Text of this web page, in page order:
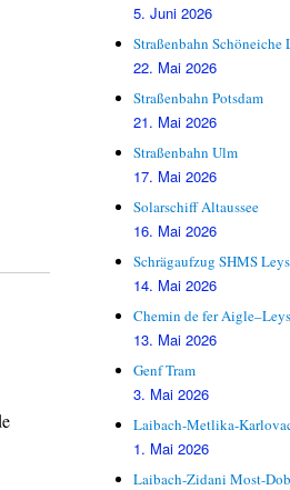
5. Juni 2026
Straßenbahn Schöneiche
22. Mai 2026
Straßenbahn Potsdam
21. Mai 2026
Straßenbahn Ulm
17. Mai 2026
Solarschiff Altaussee
16. Mai 2026
Schrägaufzug SHMS
14. Mai 2026
Chemin de fer
13. Mai 2026
Genf Tram
3. Mai 2026
Laibach-Metlika-
1. Mai 2026
Laibach-Zidani Most-